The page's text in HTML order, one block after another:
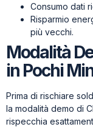
Consumo dati
Risparmio
più vecchi.
Modalità
in Pochi
Prima di rischiare
la modalità demo di
rispecchia